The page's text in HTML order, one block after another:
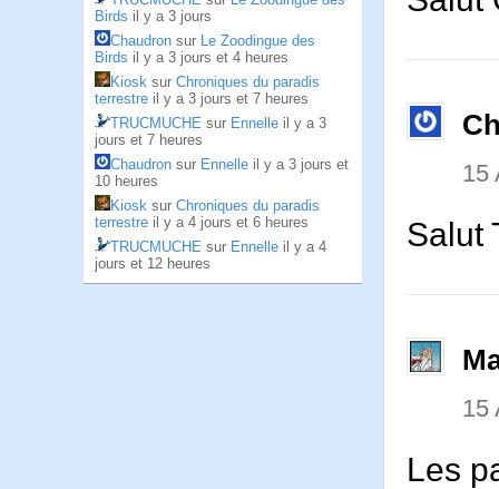
Birds il y a 3 jours
Chaudron sur Le Zoodingue des
Birds il y a 3 jours et 4 heures
Kiosk sur Chroniques du paradis
terrestre il y a 3 jours et 7 heures
TRUCMUCHE sur Ennelle il y a 3
jours et 7 heures
Chaudron sur Ennelle il y a 3 jours et
10 heures
Kiosk sur Chroniques du paradis
terrestre il y a 4 jours et 6 heures
TRUCMUCHE sur Ennelle il y a 4
jours et 12 heures
15
Salut
15
Les